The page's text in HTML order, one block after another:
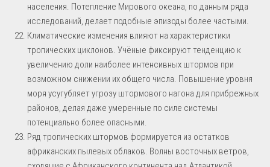
населения. Потепление Мирового океана, по данным ряда
исследований, делает подобные эпизоды более частыми.
Климатические изменения влияют на характеристики
тропических циклонов. Учёные фиксируют тенденцию к
увеличению доли наиболее интенсивных штормов при
возможном снижении их общего числа. Повышение уровня
моря усугубляет угрозу штормового нагона для прибрежных
районов, делая даже умеренные по силе системы
потенциально более опасными.
Ряд тропических штормов формируется из остатков
африканских пылевых облаков. Волны восточных ветров,